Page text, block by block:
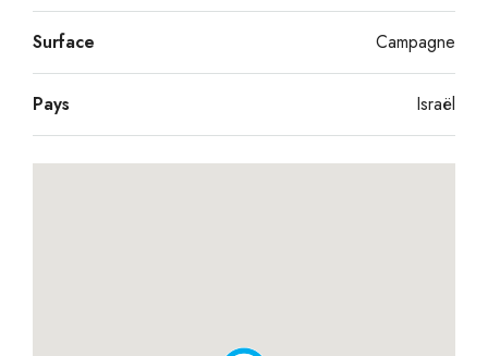
Surface Campagne
Pays Israël